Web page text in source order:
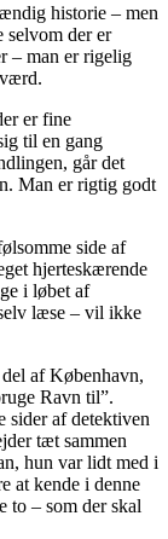
historie – men
selvom der er
– man er rigelig
er fine
til en gang
går det
Man er rigtig godt
side af
hjerteskærende
i løbet af
læse – vil ikke
af København,
Ravn til”.
sider af detektiven
tæt sammen
hun var lidt med i
at kende i denne
to – som der skal